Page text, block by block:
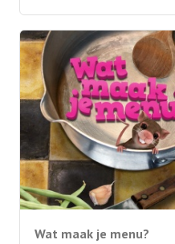
Wat maak je menu?